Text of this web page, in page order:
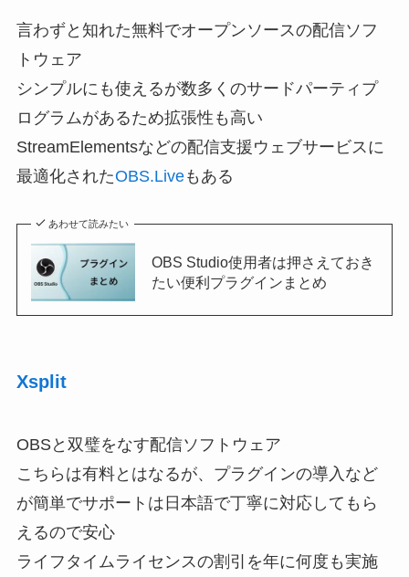
言わずと知れた無料でオープンソースの配信ソフ
トウェア
シンプルにも使えるが数多くのサードパーティプ
ログラムがあるため拡張性も高い
StreamElementsなどの配信支援ウェブサービスに
最適化されたOBS.Liveもある
あわせて読みたい
OBS Studio使用者は押さえておき
たい便利プラグインまとめ
Xsplit
OBSと双璧をなす配信ソフトウェア
こちらは有料とはなるが、プラグインの導入など
が簡単でサポートは日本語で丁寧に対応してもら
えるので安心
ライフタイムライセンスの割引を年に何度も実施